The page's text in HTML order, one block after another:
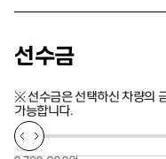
선수금
※ 선수금은 선택하신 차량의
가능합니다.